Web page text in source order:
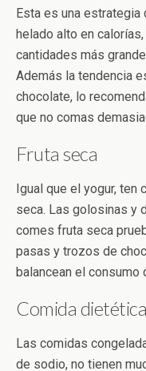
Esta es una estrategia
helado alto en
cantidades más
Además la tendencia
chocolate, lo
que no comas
Fruta seca
Igual que el yogur, ten
seca. Las golosinas y
comes fruta seca
pasas y trozos de
balancean el
Comida dietética
Las comidas
de sodio, no tienen